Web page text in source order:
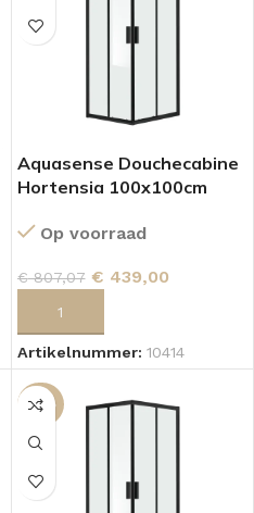
Aquasense Douchecabine
Hortensia 100x100cm
Op voorraad
€807,07 € 439,00
Artikelnummer: 10414
-45%